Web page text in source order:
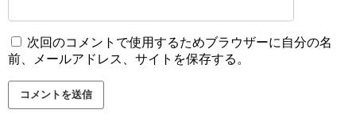
次回のコメントで使用するためブラウザーに自分の名
前、メールアドレス、サイトを保存する。